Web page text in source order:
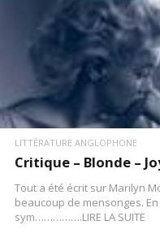
LITTÉRATURE ANGLOPHONE
Critique – Blonde –
Tout a été écrit sur Marilyn
beaucoup de mensonges.
sym…………….LIRE LA SUITE